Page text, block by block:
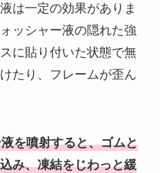
は一定の効果がありま
ッシャー液の隠れた強
に貼り付いた状態で無
たり、フレームが歪ん
を噴射すると、ゴムと
み、凍結をじわっと緩